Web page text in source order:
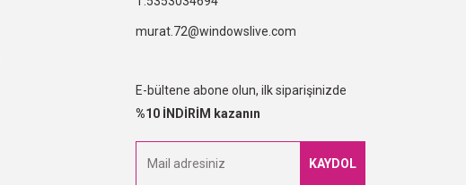
murat.72@windowslive.com
E-bültene abone olun, ilk siparişinizde
%10 İNDİRİM kazanın
KAYDOL